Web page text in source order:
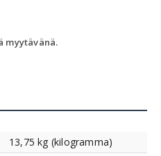
myytävänä.
13,75 kg (kilogramma)